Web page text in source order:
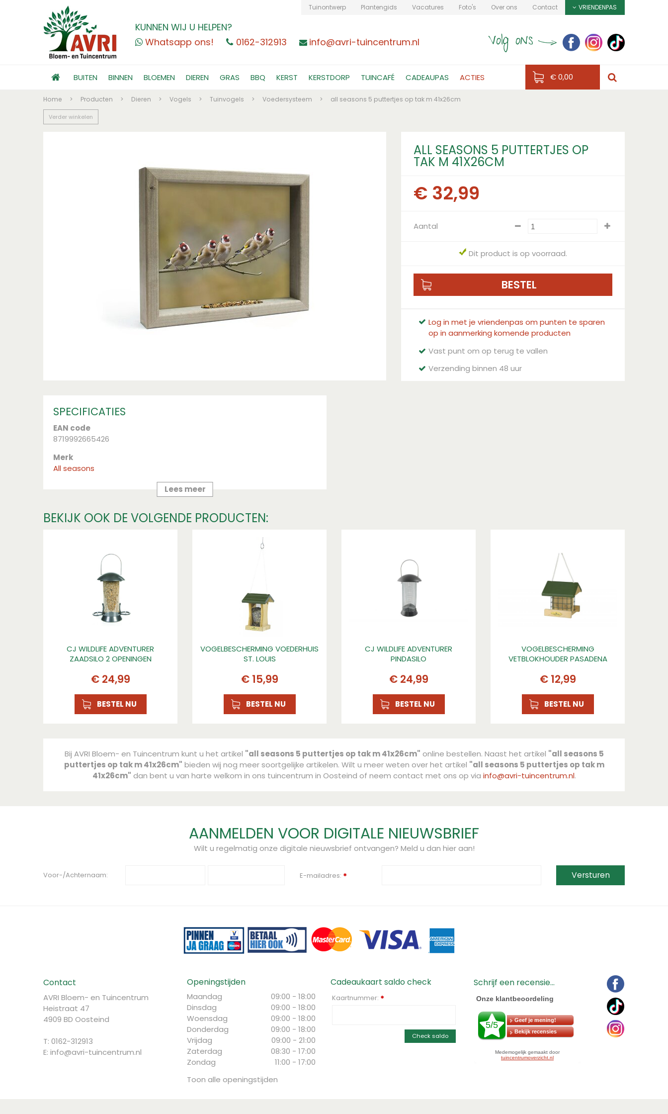
Home > Producten > Dieren > Vogels > Tuinvogels > Voedersysteem > all seasons 5 puttertjes op tak m 41x26cm
KUNNEN WIJ U HELPEN?
Whatsapp ons!
0162-312913 info@avri-tuincentrum.nl
Tuinontwerp Plantengids Vacatures Foto's Over ons Contact VRIENDENPAS
BUITEN BINNEN BLOEMEN DIEREN GRAS BBQ KERST KERSTDORP TUINCAFÉ CADEAUPAS ACTIES € 0,00
Verder winkelen
ALL SEASONS 5 PUTTERTJES OP
TAK M 41X26CM
€ 32,99
Aantal
Dit product is op voorraad.
Log in met je vriendenpas om punten te sparen
op in aanmerking komende producten
Vast punt om op terug te vallen
Verzending binnen 48 uur
SPECIFICATIES
EAN code
8719992665426
Merk
All seasons
Lees meer
BEKIJK OOK DE VOLGENDE PRODUCTEN:
CJ WILDLIFE ADVENTURER
ZAADSILO 2 OPENINGEN
€ 24,99
BESTEL NU
VOGELBESCHERMING VOEDERHUIS
ST. LOUIS
€ 15,99
BESTEL NU
CJ WILDLIFE ADVENTURER
PINDASILO
€ 24,99
BESTEL NU
VOGELBESCHERMING
VETBLOKHOUDER PASADENA
€ 12,99
BESTEL NU
Bij AVRI Bloem- en Tuincentrum kunt u het artikel "all seasons 5 puttertjes op tak m 41x26cm" online bestellen. Naast het artikel "all seasons 5
puttertjes op tak m 41x26cm" bieden wij nog meer soortgelijke artikelen. Wilt u meer weten over het artikel "all seasons 5 puttertjes op tak m
41x26cm" dan bent u van harte welkom in ons tuincentrum in Oosteind of neem contact met ons op via info@avri-tuincentrum.nl.
AANMELDEN VOOR DIGITALE NIEUWSBRIEF
Wilt u regelmatig onze digitale nieuwsbrief ontvangen? Meld u dan hier aan!
Voor-/Achternaam: E-mailadres: *
Contact
AVRI Bloem- en Tuincentrum
Heistraat 47
4909 BD Oosteind
T: 0162-312913
E: info@avri-tuincentrum.nl
Openingstijden
Maandag
09:00 - 18:00
Dinsdag
09:00 - 18:00
Woensdag
09:00 - 18:00
Donderdag
09:00 - 18:00
Vrijdag
09:00 - 21:00
Zaterdag
08:30 - 17:00
Zondag
11:00 - 17:00
Toon alle openingstijden
Cadeaukaart saldo check
Kaartnummer: *
Check saldo
Schrijf een recensie...